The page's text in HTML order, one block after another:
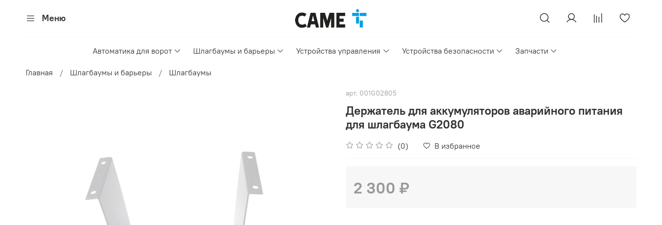
Меню
Автоматика для ворот Шлагбаумы и барьеры Устройства управления Устройства безопасности Запчасти
Главная Шлагбаумы и барьеры Шлагбаумы
арт. 001G02805
Держатель для аккумуляторов аварийного питания
для шлагбаума G2080
(0) В избранное
2 300 ₽